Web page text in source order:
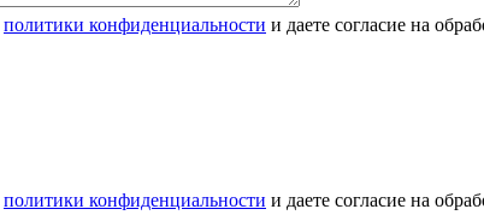
политики конфиденциальности и даете согласие на
политики конфиденциальности и даете согласие на